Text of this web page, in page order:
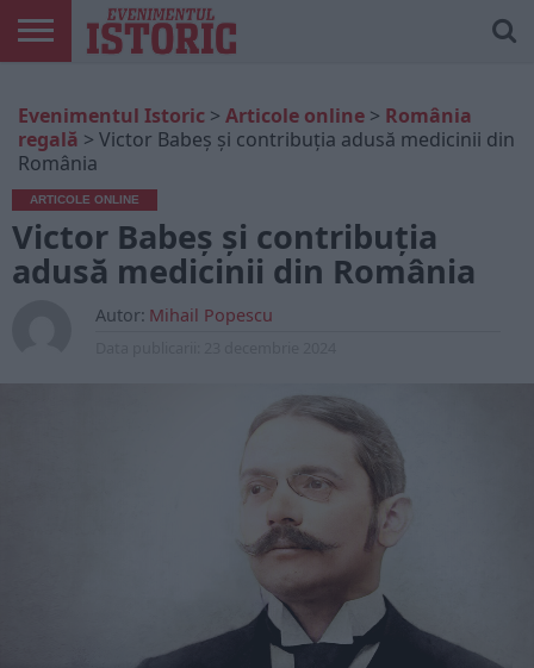
ONLINE
EDIȚII
TIPĂRITE
ISTORIC
PLAY
CONTUL
MEU
Evenimentul Istoric > Articole online > România
regală > Victor Babeș și contribuția adusă medicinii din
România
ARTICOLE ONLINE
Victor Babeș și contribuția
adusă medicinii din România
Autor: Mihail Popescu